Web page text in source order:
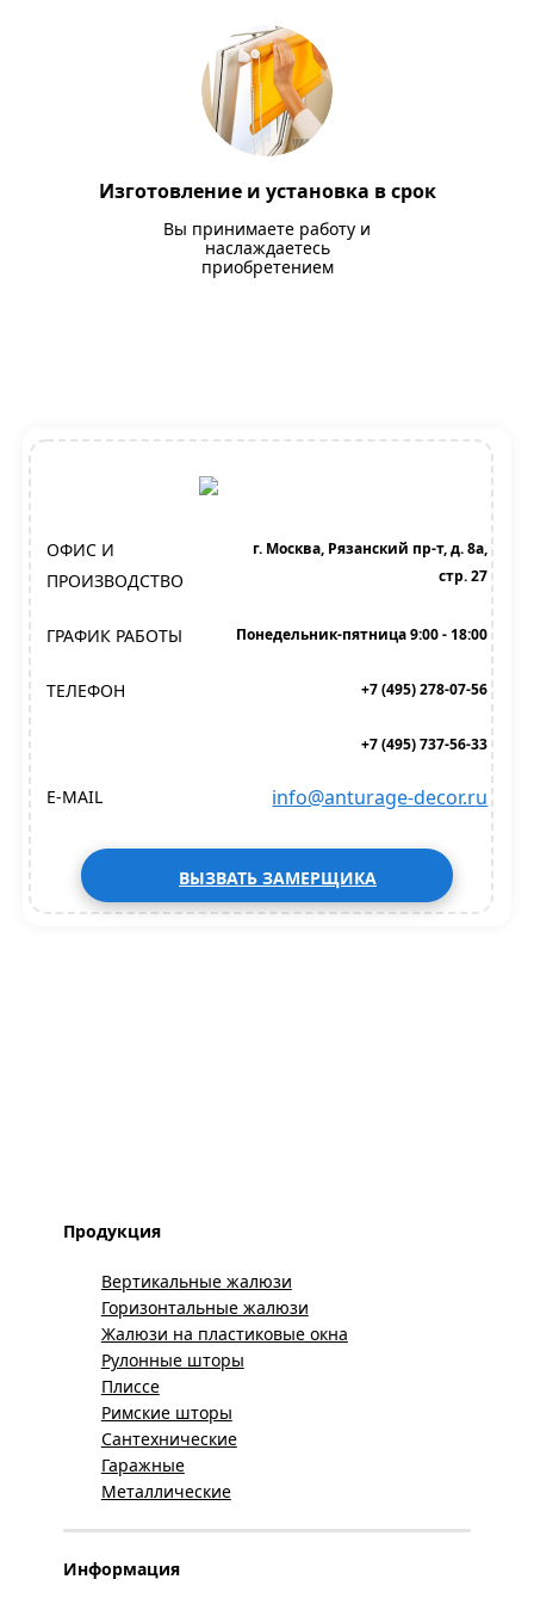
Изготовление и установка в срок
Вы принимаете работу и
наслаждаетесь
приобретением
ОФИС И
ПРОИЗВОДСТВО
г. Москва, Рязанский пр-т, д. 8а,
стр. 27
ГРАФИК РАБОТЫ Понедельник-пятница 9:00 - 18:00
ТЕЛЕФОН +7 (495) 278-07-56
+7 (495) 737-56-33
E-MAIL info@anturage-decor.ru
ВЫЗВАТЬ ЗАМЕРЩИКА
Продукция
Вертикальные жалюзи
Горизонтальные жалюзи
Жалюзи на пластиковые окна
Рулонные шторы
Плиссе
Римские шторы
Сантехнические
Гаражные
Металлические
Информация